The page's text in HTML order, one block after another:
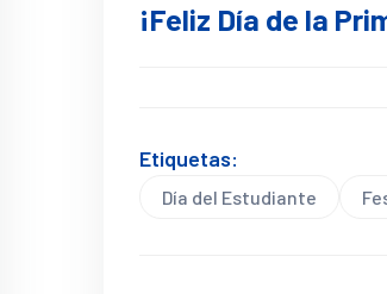
¡Feliz Día de la
Etiquetas:
Día del Estudiante